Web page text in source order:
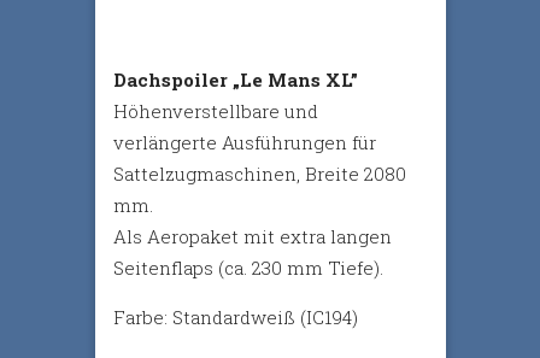
Dachspoiler „Le Mans XL”
Höhenverstellbare und
verlängerte Ausführungen für
Sattelzugmaschinen, Breite 2080
mm.
Als Aeropaket mit extra langen
Seitenflaps (ca. 230 mm Tiefe).
Farbe: Standardweiß (IC194)